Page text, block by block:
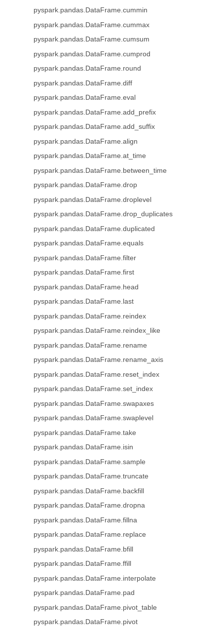
pyspark.pandas.DataFrame.cummin
pyspark.pandas.DataFrame.cummax
pyspark.pandas.DataFrame.cumsum
pyspark.pandas.DataFrame.cumprod
pyspark.pandas.DataFrame.round
pyspark.pandas.DataFrame.diff
pyspark.pandas.DataFrame.eval
pyspark.pandas.DataFrame.add_prefix
pyspark.pandas.DataFrame.add_suffix
pyspark.pandas.DataFrame.align
pyspark.pandas.DataFrame.at_time
pyspark.pandas.DataFrame.between_time
pyspark.pandas.DataFrame.drop
pyspark.pandas.DataFrame.droplevel
pyspark.pandas.DataFrame.drop_duplicates
pyspark.pandas.DataFrame.duplicated
pyspark.pandas.DataFrame.equals
pyspark.pandas.DataFrame.filter
pyspark.pandas.DataFrame.first
pyspark.pandas.DataFrame.head
pyspark.pandas.DataFrame.last
pyspark.pandas.DataFrame.reindex
pyspark.pandas.DataFrame.reindex_like
pyspark.pandas.DataFrame.rename
pyspark.pandas.DataFrame.rename_axis
pyspark.pandas.DataFrame.reset_index
pyspark.pandas.DataFrame.set_index
pyspark.pandas.DataFrame.swapaxes
pyspark.pandas.DataFrame.swaplevel
pyspark.pandas.DataFrame.take
pyspark.pandas.DataFrame.isin
pyspark.pandas.DataFrame.sample
pyspark.pandas.DataFrame.truncate
pyspark.pandas.DataFrame.backfill
pyspark.pandas.DataFrame.dropna
pyspark.pandas.DataFrame.fillna
pyspark.pandas.DataFrame.replace
pyspark.pandas.DataFrame.bfill
pyspark.pandas.DataFrame.ffill
pyspark.pandas.DataFrame.interpolate
pyspark.pandas.DataFrame.pad
pyspark.pandas.DataFrame.pivot_table
pyspark.pandas.DataFrame.pivot